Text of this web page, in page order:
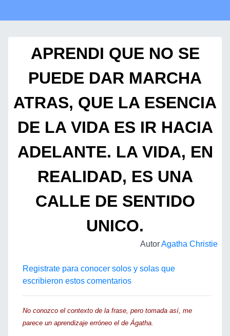
APRENDI QUE NO SE
PUEDE DAR MARCHA
ATRAS, QUE LA ESENCIA
DE LA VIDA ES IR HACIA
ADELANTE. LA VIDA, EN
REALIDAD, ES UNA
CALLE DE SENTIDO
UNICO.
AutorAgatha Christie
Registrate para conocer solos y solas que
escribieron estos comentarios
No conozco el contexto de la frase, pero tomada así, me
parece un aprendizaje erróneo el de Ágatha.